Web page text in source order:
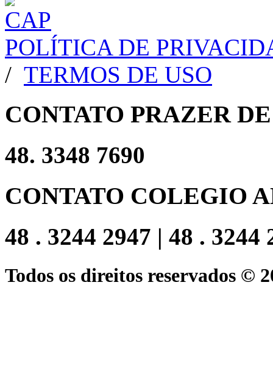
POLÍTICA DE
/ TERMOS DE USO
CONTATO PRAZER
48. 3348 7690
CONTATO COLEGIO
48 . 3244 2947 | 48 . 3244
Todos os direitos reservados ©